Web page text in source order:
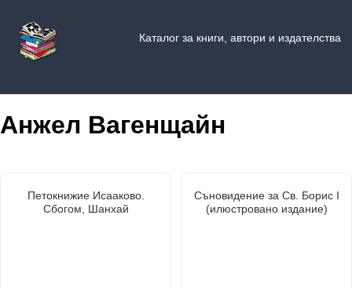
Каталог за книги, автори и издателства
Анжел Вагенщайн
Петокнижие Исааково.
Сбогом, Шанхай
Съновидение за Св. Борис I
(илюстровано издание)